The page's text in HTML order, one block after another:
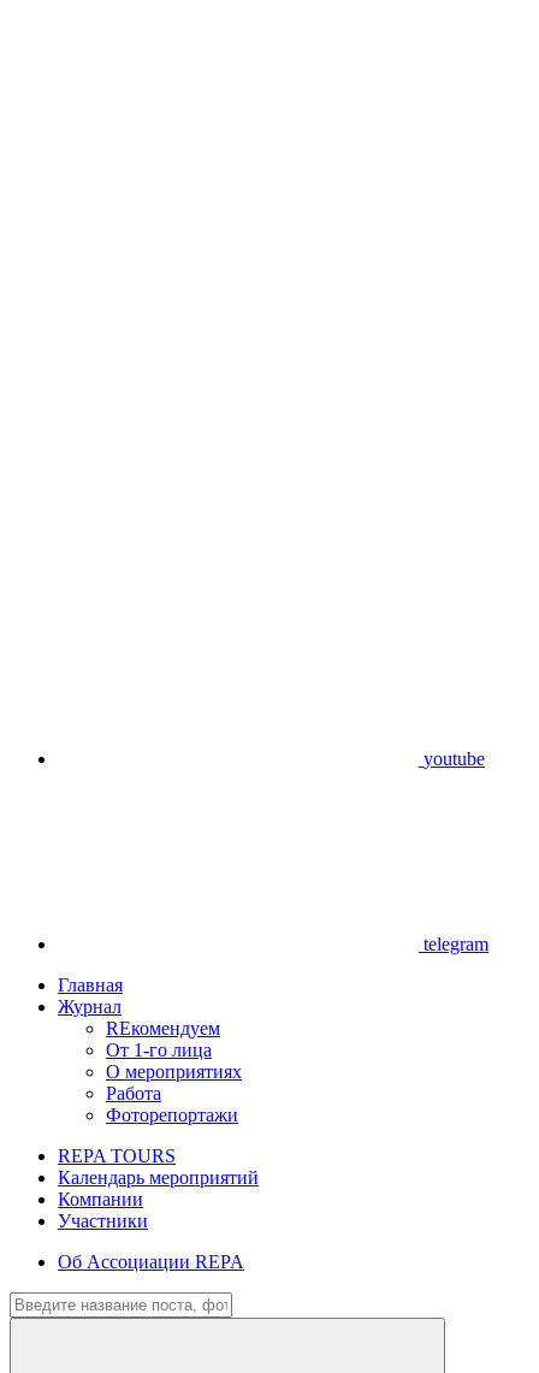
youtube
telegram
Главная
Журнал
REкомендуем
От 1-го лица
О мероприятиях
Работа
Фоторепортажи
REPA TOURS
Календарь мероприятий
Компании
Участники
Об Ассоциации REPA